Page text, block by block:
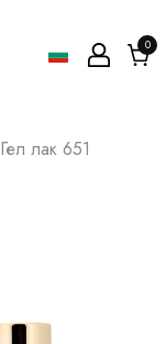
00
Гел лак 651